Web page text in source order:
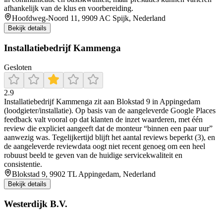
afhankelijk van de klus en voorbereiding.
Hoofdweg-Noord 11, 9909 AC Spijk, Nederland
Bekijk details
Installatiebedrijf Kammenga
Gesloten
2.9
Installatiebedrijf Kammenga zit aan Blokstad 9 in Appingedam
(loodgieter/installatie). Op basis van de aangeleverde Google Places
feedback valt vooral op dat klanten de inzet waarderen, met één
review die expliciet aangeeft dat de monteur “binnen een paar uur”
aanwezig was. Tegelijkertijd blijft het aantal reviews beperkt (3), en
de aangeleverde reviewdata oogt niet recent genoeg om een heel
robuust beeld te geven van de huidige servicekwaliteit en
consistentie.
Blokstad 9, 9902 TL Appingedam, Nederland
Bekijk details
Westerdijk B.V.